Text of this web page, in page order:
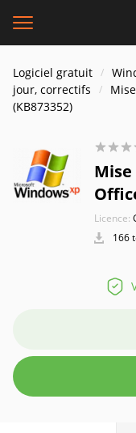
Logiciel gratuit
jour, correctifs
(KB873352)
Licence:
166